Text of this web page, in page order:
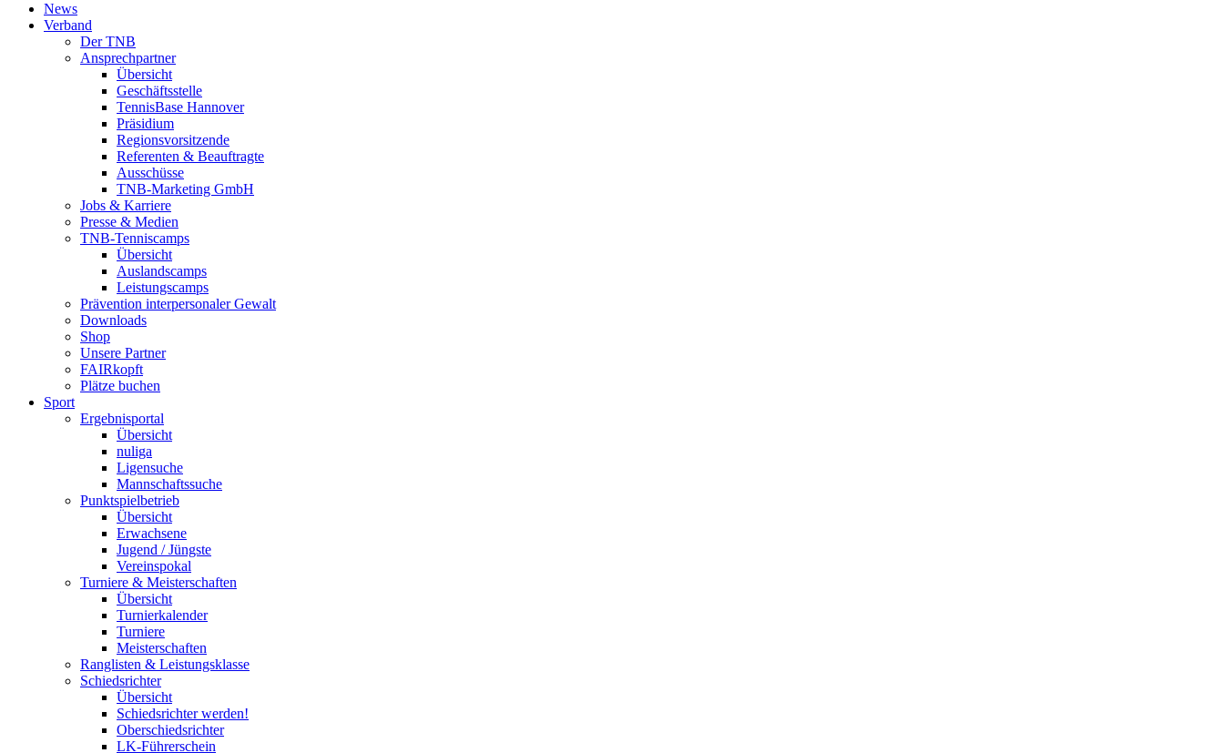
News
Verband
Der TNB
Ansprechpartner
Übersicht
Geschäftsstelle
TennisBase Hannover
Präsidium
Regionsvorsitzende
Referenten & Beauftragte
Ausschüsse
TNB-Marketing GmbH
Jobs & Karriere
Presse & Medien
TNB-Tenniscamps
Übersicht
Auslandscamps
Leistungscamps
Prävention interpersonaler Gewalt
Downloads
Shop
Unsere Partner
FAIRkopft
Plätze buchen
Sport
Ergebnisportal
Übersicht
nuliga
Ligensuche
Mannschaftssuche
Punktspielbetrieb
Übersicht
Erwachsene
Jugend / Jüngste
Vereinspokal
Turniere & Meisterschaften
Übersicht
Turnierkalender
Turniere
Meisterschaften
Ranglisten & Leistungsklasse
Schiedsrichter
Übersicht
Schiedsrichter werden!
Oberschiedsrichter
LK-Führerschein